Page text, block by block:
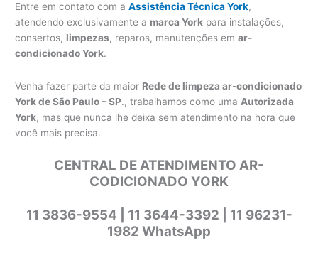
Entre em contato com aAssistência Técnica York,
atendendo exclusivamente a marca York para instalações,
consertos, limpezas, reparos, manutenções emar-
condicionado York.
Venha fazer parte da maior Rede de limpeza ar-condicionado
York de São Paulo – SP., trabalhamos como uma Autorizada
York, mas que nunca lhe deixa sem atendimento na hora que
você mais precisa.
CENTRAL DE ATENDIMENTO AR-
CODICIONADO YORK
11 3836-9554 | 11 3644-3392 | 11 96231-
1982 WhatsApp